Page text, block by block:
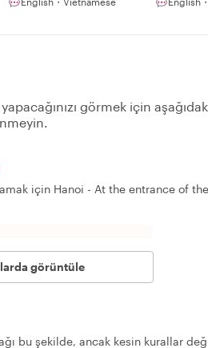
görmek için
için Hanoi - At the entrance of
görüntüle
bu şekilde, ancak kesin kurallar